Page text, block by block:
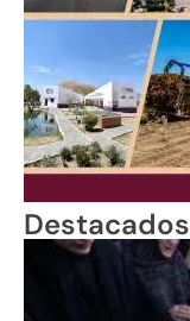
Destacados